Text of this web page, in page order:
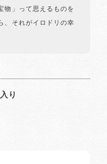
物」って思えるものを
、それがイロドリの幸
り